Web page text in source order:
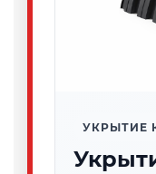
УКРЫТИЕ